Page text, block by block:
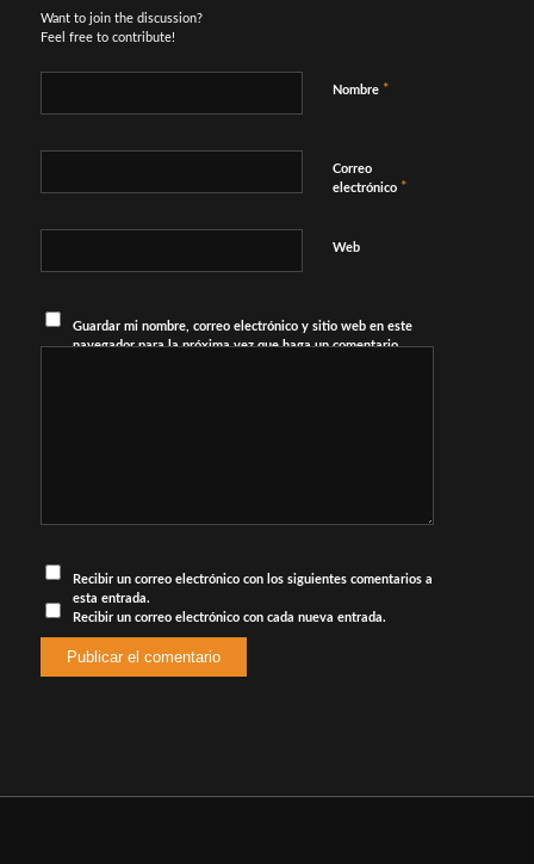
Want to join the discussion?
Feel free to contribute!
Nombre *
Correo
electrónico *
Web
Guardar mi nombre, correo electrónico y sitio web en este
navegador para la próxima vez que haga un comentario.
Recibir un correo electrónico con los siguientes comentarios a
esta entrada.
Recibir un correo electrónico con cada nueva entrada.